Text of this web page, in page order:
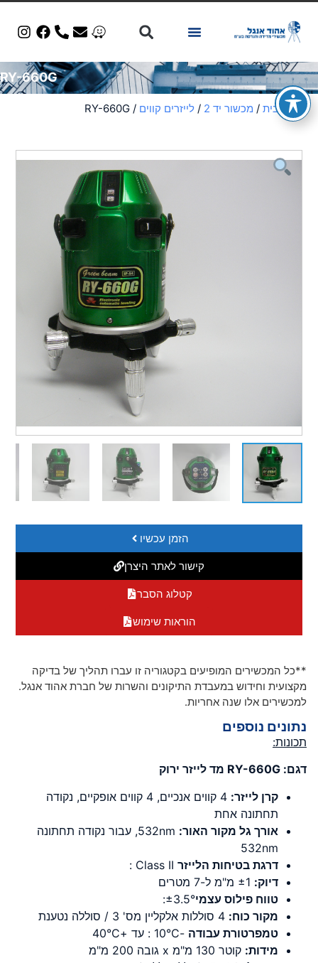
RY-660G
עמוד הבית / מכשור יד 2 / לייזרים קווים / RY-660G
הזמן עכשיו
קישור לאתר היצרן
קטלוג הסבר
הוראות שימוש
**כל המכשירים המופיעים בקטגוריה זו עברו תהליך של בדיקה
מקצועית וחידוש במעבדת התיקונים והשרות של חברת אהוד אנגל.
למכשירים אלו שנה אחריות.
נתונים נוספים
תכונות:
דגם: RY-660G
מד לייזר ירוק
קרן לייזר:
4 קווים אנכיים, 4 קווים אופקיים, נקודה
תחתונה אחת
אורך גל מקור האור:
532nm, עבור נקודה תחתונה
532nm
דרגת בטיחות הלייזר
דיוק:
טווח פילוס עצמי±3.5°:
מקור כוח:
טמפרטורת עבודה -10°C : עד +40°C
מידות: קוטר 130 מ"מ x גובה 200 מ"מ